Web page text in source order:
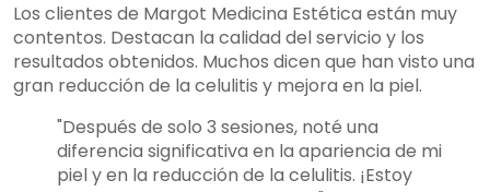
Los clientes de Margot Medicina Estética están muy
contentos. Destacan la calidad del servicio y los
resultados obtenidos. Muchos dicen que han visto una
gran reducción de la celulitis y mejora en la piel.
"Después de solo 3 sesiones, noté una
diferencia significativa en la apariencia de mi
piel y en la reducción de la celulitis. ¡Estoy